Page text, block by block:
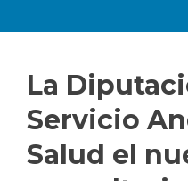
La
Servicio
Salud el